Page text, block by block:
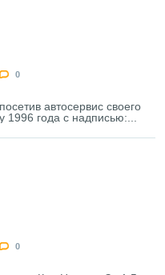
0
автосервис своего
1996 года с надписью:...
0